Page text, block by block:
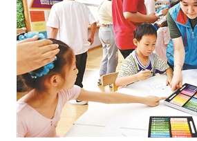
榜样人物
身边好人
文明评论
北京宣传文化引导基金